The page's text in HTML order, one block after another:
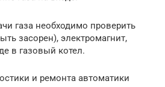
газа необходимо проверить
засорен), электромагнит,
в газовый котел.
и ремонта автоматики